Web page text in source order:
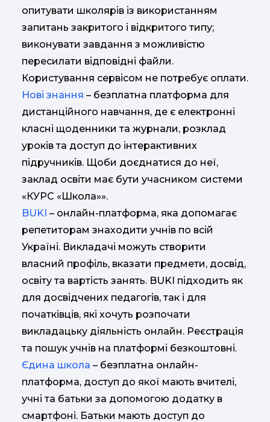
опитувати школярів із використанням
запитань закритого і відкритого типу;
виконувати завдання з можливістю
пересилати відповідні файли.
Користування сервісом не потребує оплати.
Нові знання – безплатна платформа для
дистанційного навчання, де є електронні
класні щоденники та журнали, розклад
уроків та доступ до інтерактивних
підручників. Щоби доєднатися до неї,
заклад освіти має бути учасником системи
«КУРС «Школа»».
BUKI – онлайн-платформа, яка допомагає
репетиторам знаходити учнів по всій
Україні. Викладачі можуть створити
власний профіль, вказати предмети, досвід,
освіту та вартість занять. BUKI підходить як
для досвідчених педагогів, так і для
початківців, які хочуть розпочати
викладацьку діяльність онлайн. Реєстрація
та пошук учнів на платформі безкоштовні.
Єдина школа – безплатна онлайн-
платформа, доступ до якої мають вчителі,
учні та батьки за допомогою додатку в
смартфоні. Батьки мають доступ до